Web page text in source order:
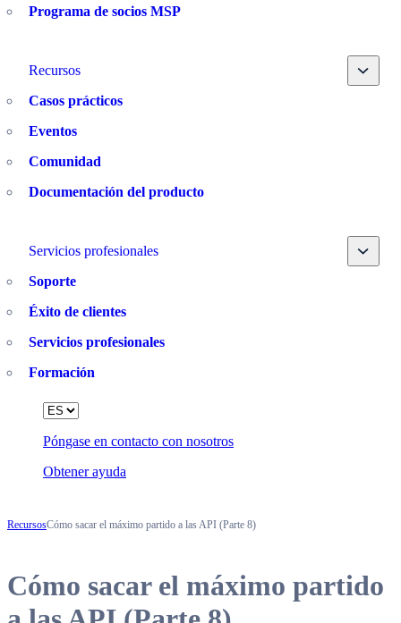
Programa de socios MSP
Recursos Toggle
Casos prácticos
Eventos
Comunidad
Documentación del producto
Servicios profesionales Toggle
Soporte
Éxito de clientes
Servicios profesionales
Formación
Póngase en contacto con nosotros
Obtener ayuda
Language
RecursosCómo sacar el máximo partido a las API (Parte 8)
Cómo sacar el máximo partido